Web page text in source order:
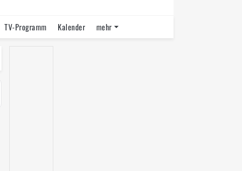
TV-Programm
Kalender
mehr